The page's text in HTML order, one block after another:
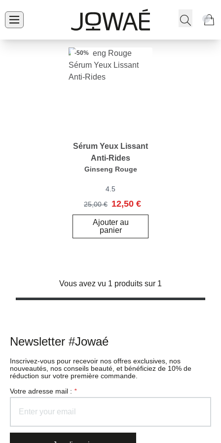
-50%
Sérum Yeux Lissant
Anti-Rides
Ginseng Rouge
4.5
25,00 € 12,50 €
Ajouter au
panier
Vous avez vu 1 produits sur 1
Newsletter #Jowaé
Inscrivez-vous pour recevoir nos offres exclusives, nos
nouveautés, nos conseils beauté, et bénéficiez de 10% de
réduction sur votre première commande.
Votre adresse mail : *